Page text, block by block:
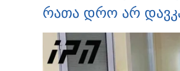
რათა დრო არ